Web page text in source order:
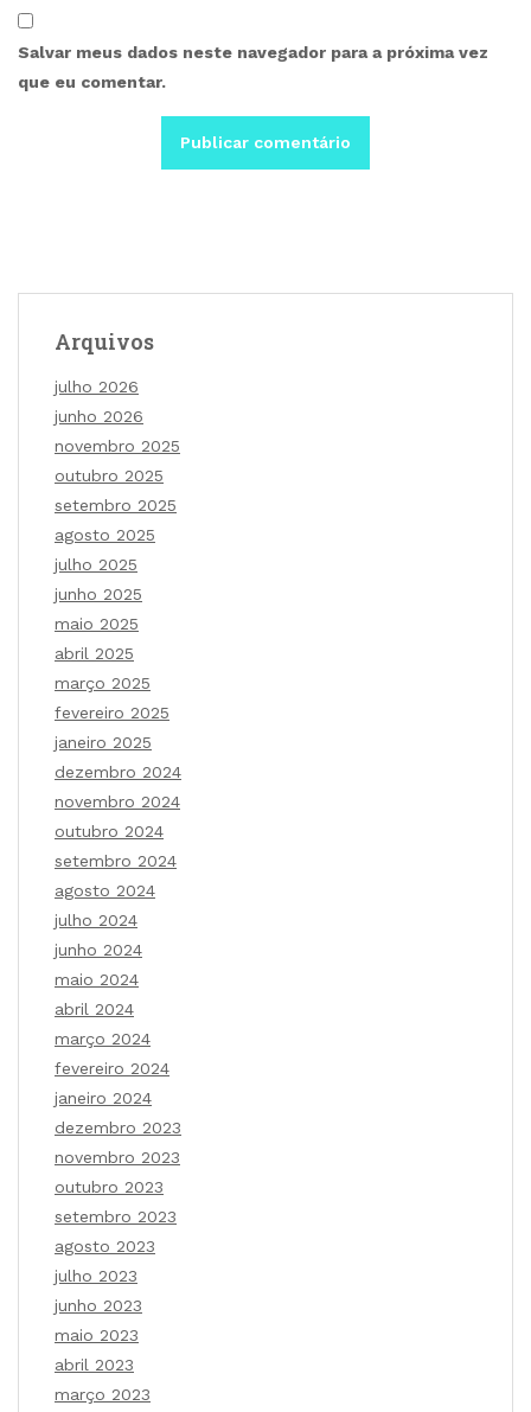
Salvar meus dados neste navegador para a próxima vez
que eu comentar.
Arquivos
julho 2026
junho 2026
novembro 2025
outubro 2025
setembro 2025
agosto 2025
julho 2025
junho 2025
maio 2025
abril 2025
março 2025
fevereiro 2025
janeiro 2025
dezembro 2024
novembro 2024
outubro 2024
setembro 2024
agosto 2024
julho 2024
junho 2024
maio 2024
abril 2024
março 2024
fevereiro 2024
janeiro 2024
dezembro 2023
novembro 2023
outubro 2023
setembro 2023
agosto 2023
julho 2023
junho 2023
maio 2023
abril 2023
março 2023